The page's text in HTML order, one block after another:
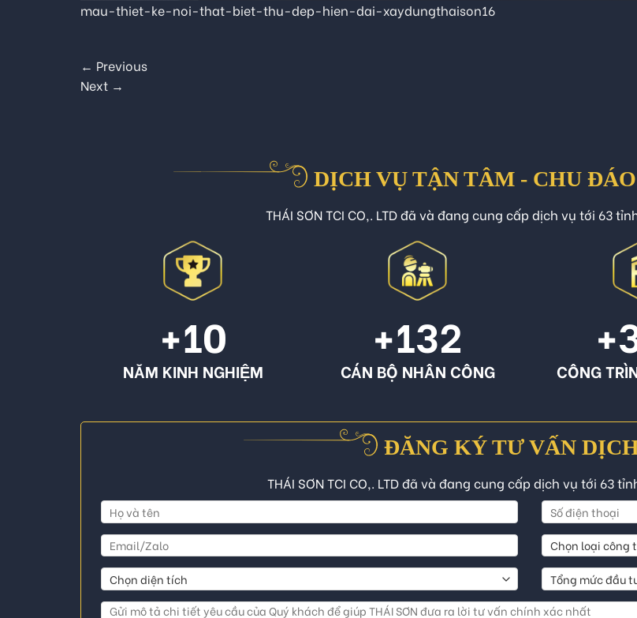
mau-thiet-ke-noi-that-biet-thu-dep-hien-dai-xaydungthaison16
← Previous
Next →
DỊCH VỤ TẬN TÂM - CHU
THÁI SƠN TCI CO,. LTD đã và đang cung cấp dịch vụ tới 63
+10
NĂM KINH NGHIỆM
+132
CÁN BỘ NHÂN CÔNG CÔNG
ĐĂNG KÝ TƯ VẤN
THÁI SƠN TCI CO,. LTD đã và đang cung cấp dịch vụ tới 63